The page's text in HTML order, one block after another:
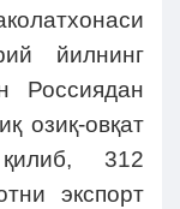
йилнинг
Россиядан
озиқ-овқат
312
экспорт